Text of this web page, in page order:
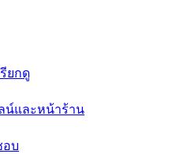
ยกดู
น์และหน้าร้าน
อบ